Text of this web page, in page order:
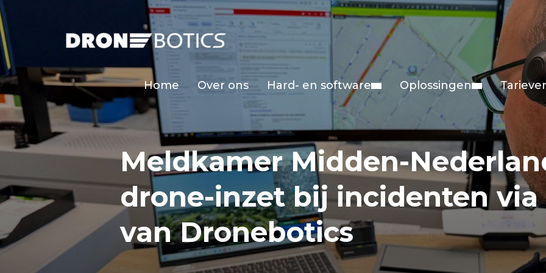
Home Over ons Hard- en software Oplossingen
Meldkamer Midden-
drone-inzet bij incidenten via
van Dronebotics